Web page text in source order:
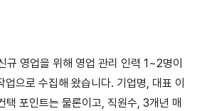
규 영업을 위해 영업 관리 인력 1~2명이
으로 수집해 왔습니다. 기업명, 대표 이
택 포인트는 물론이고, 직원수, 3개년 매